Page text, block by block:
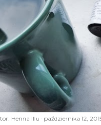
Henna Illu października 12,